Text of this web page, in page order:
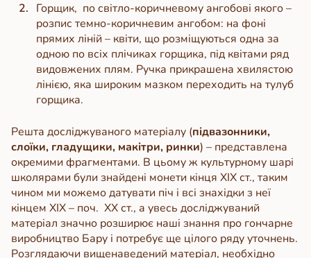
Горщик, по світло-коричневому ангобові якого –
розпис темно-коричневим ангобом: на фоні
прямих ліній – квіти, що розміщуються одна за
одною по всіх плічиках горщика, під квітами ряд
видовжених плям. Ручка прикрашена хвилястою
лінією, яка широким мазком переходить на тулуб
горщика.
Решта досліджуваного матеріалу (підвазонники,
слоїки, гладущики, макітри, ринки) – представлена
окремими фрагментами. В цьому ж культурному шарі
школярами були знайдені монети кінця ХІХ ст., таким
чином ми можемо датувати піч і всі знахідки з неї
кінцем ХІХ – поч. ХХ ст., а увесь досліджуваний
матеріал значно розширює наші знання про гончарне
виробництво Бару і потребує ще цілого ряду уточнень.
Розглядаючи вищенаведений матеріал, необхідно